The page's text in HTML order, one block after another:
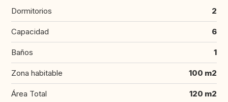
Dormitorios 2
Capacidad 6
Baños 1
Zona habitable 100 m2
Área Total 120 m2